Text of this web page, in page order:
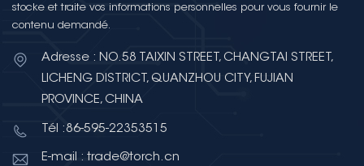
stocke et traite vos informations personnelles pour vous fournir le
contenu demandé.
Adresse : NO.58 TAIXIN STREET, CHANGTAI STREET,
LICHENG DISTRICT, QUANZHOU CITY, FUJIAN
PROVINCE, CHINA
Tél :86-595-22353515
E-mail : trade@torch.cn